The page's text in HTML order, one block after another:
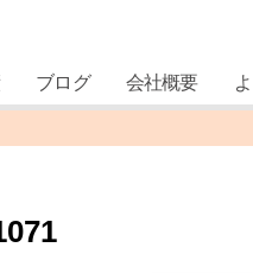
ブログ 会社概要